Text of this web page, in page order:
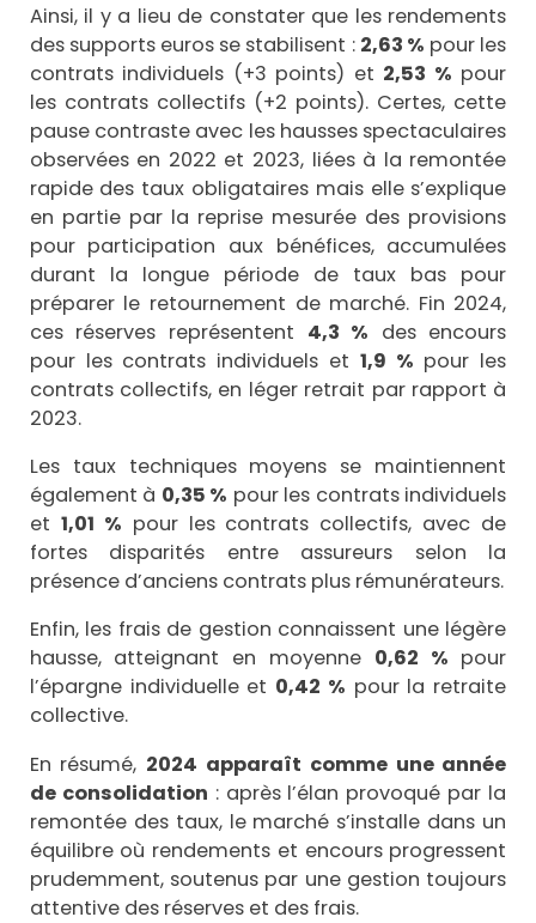
Ainsi, il y a lieu de constater que les rendements
des supports euros se stabilisent : 2,63 % pour les
contrats individuels (+3 points) et 2,53 % pour
les contrats collectifs (+2 points). Certes, cette
pause contraste avec les hausses spectaculaires
observées en 2022 et 2023, liées à la remontée
rapide des taux obligataires mais elle s’explique
en partie par la reprise mesurée des provisions
pour participation aux bénéfices, accumulées
durant la longue période de taux bas pour
préparer le retournement de marché. Fin 2024,
ces réserves représentent 4,3 % des encours
pour les contrats individuels et 1,9 % pour les
contrats collectifs, en léger retrait par rapport à
2023.
Les taux techniques moyens se maintiennent
également à 0,35 % pour les contrats individuels
et 1,01 % pour les contrats collectifs, avec de
fortes disparités entre assureurs selon la
présence d’anciens contrats plus rémunérateurs.
Enfin, les frais de gestion connaissent une légère
hausse, atteignant en moyenne 0,62 % pour
l’épargne individuelle et 0,42 % pour la retraite
collective.
En résumé, 2024 apparaît comme une année
de consolidation : après l’élan provoqué par la
remontée des taux, le marché s’installe dans un
équilibre où rendements et encours progressent
prudemment, soutenus par une gestion toujours
attentive des réserves et des frais.